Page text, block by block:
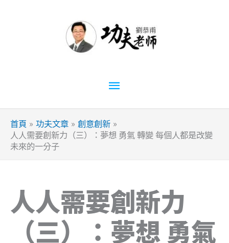
主
要
選
首頁 功夫文章
創意創新
人人需要創新力（三）：夢想 勇氣 轉變 每個人都是改變
未來的一分子
人人需要創新力
（三）：夢想 勇氣